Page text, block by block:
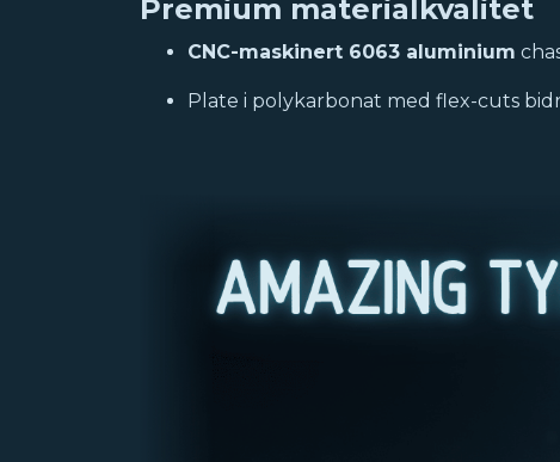
Premium materialkvalitet
CNC-maskinert 6063 aluminium
Plate i polykarbonat med flex-cuts